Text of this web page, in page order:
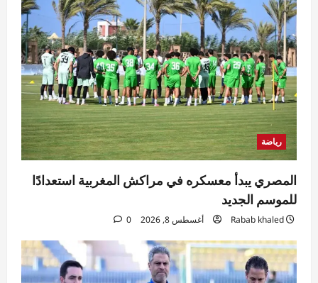
رياضة
المصري يبدأ معسكره في مراكش المغربية استعدادًا
للموسم الجديد
Rabab khaled أغسطس 8, 2026 0